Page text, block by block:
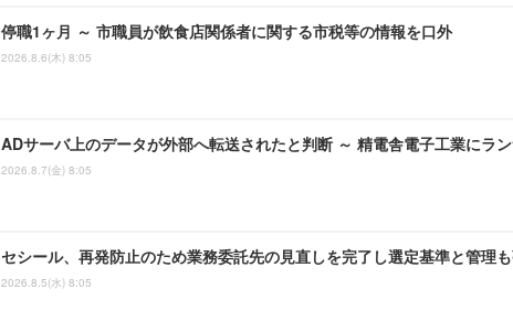
停職1ヶ月 ～ 市職員が飲食店関係者に関する市税等の情報を口外
2026.8.6(木) 8:05
ADサーバ上のデータが外部へ転送されたと判断 ～ 精電舎電子工業にラ
2026.8.7(金) 8:05
セシール、再発防止のため業務委託先の見直しを完了し選定基準と管理
2026.8.5(水) 8:05